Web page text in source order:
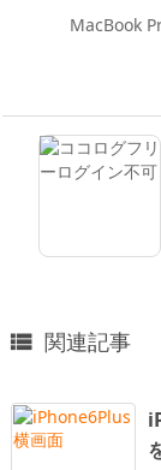
MacBook
 関連記事